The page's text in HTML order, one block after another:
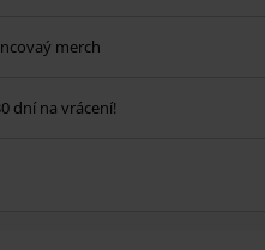
merch
dní na vrácení!